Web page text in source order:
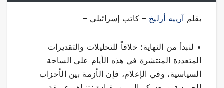
بقلم آرييه أرليخ – كاتب إسرائيلي –
• لنبدأ من النهاية؛ خلافاً للتحليلات والتقديرات
المتعددة المنتشرة في هذه الأيام على الساحة
السياسية، وفي الإعلام، فإن الأزمة بين الأحزاب